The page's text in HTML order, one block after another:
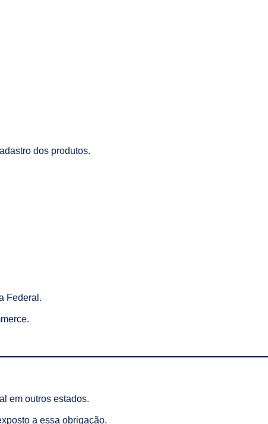
dos produtos.
Federal.
em outros estados.
a essa obrigação.